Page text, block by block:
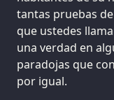
tantas pruebas
que ustedes
una verdad en
paradojas que
por igual.